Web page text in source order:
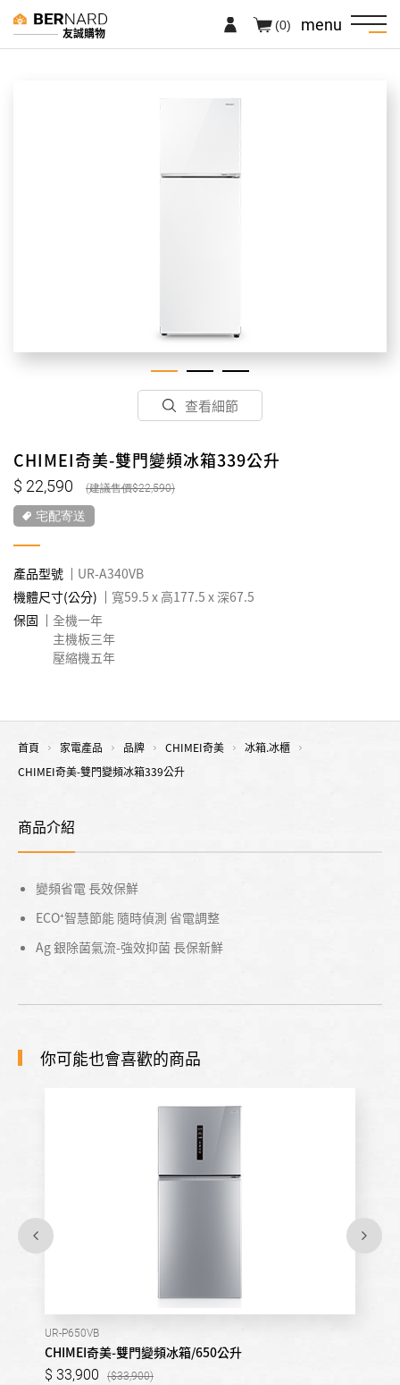
友誠購物 menu
(0)
查看細節
CHIMEI奇美-雙門變頻冰箱339公升
22,590 22,590
宅配寄送
產品型號
UR-A340VB
機體尺寸(公分)
寬59.5 x 高177.5 x 深67.5
保固
全機一年
主機板三年
壓縮機五年
首頁 家電產品 品牌 CHIMEI奇美
冰箱.冰櫃
CHIMEI奇美-雙門變頻冰箱339公升
商品介紹
變頻省電 長效保鮮
ECO⁺智慧節能 隨時偵測 省電調整
Ag 銀除菌氣流-強效抑菌 長保新鮮
你可能也會喜歡的商品
UR-P650VB
CHIMEI奇美-雙門變頻冰箱/650公升
33,900 33,900